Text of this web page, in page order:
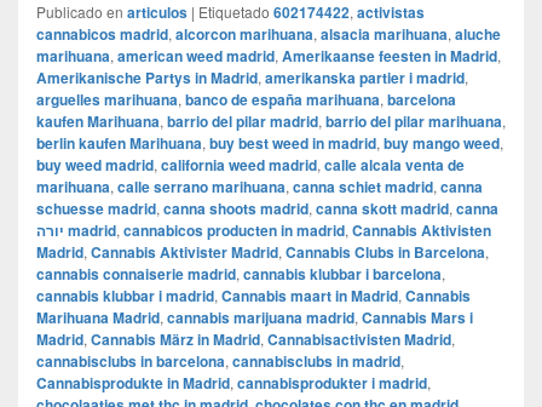
Publicado en articulos | Etiquetado 602174422, activistas
cannabicos madrid, alcorcon marihuana, alsacia marihuana, aluche
marihuana, american weed madrid, Amerikaanse feesten in Madrid,
Amerikanische Partys in Madrid, amerikanska partier i madrid,
arguelles marihuana, banco de españa marihuana, barcelona
kaufen Marihuana, barrio del pilar madrid, barrio del pilar marihuana,
berlin kaufen Marihuana, buy best weed in madrid, buy mango weed,
buy weed madrid, california weed madrid, calle alcala venta de
marihuana, calle serrano marihuana, canna schiet madrid, canna
schuesse madrid, canna shoots madrid, canna skott madrid, canna
יורה madrid, cannabicos producten in madrid, Cannabis Aktivisten
Madrid, Cannabis Aktivister Madrid, Cannabis Clubs in Barcelona,
cannabis connaiserie madrid, cannabis klubbar i barcelona,
cannabis klubbar i madrid, Cannabis maart in Madrid, Cannabis
Marihuana Madrid, cannabis marijuana madrid, Cannabis Mars i
Madrid, Cannabis März in Madrid, Cannabisactivisten Madrid,
cannabisclubs in barcelona, cannabisclubs in madrid,
Cannabisprodukte in Madrid, cannabisprodukter i madrid,